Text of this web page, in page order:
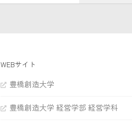
WEBサイト
豊橋創造大学
豊橋創造大学 経営学部 経営学科